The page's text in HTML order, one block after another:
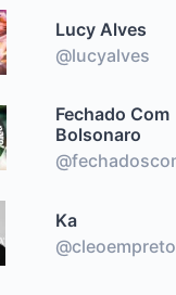
Lucy Alves
@lucyalves
Fechado Com
Bolsonaro
Ka